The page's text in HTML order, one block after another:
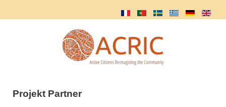
Projekt Partner